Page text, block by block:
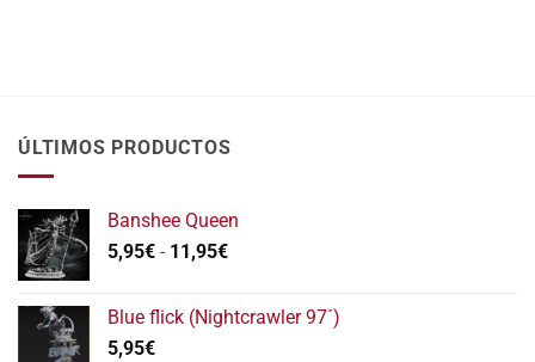
ÚLTIMOS PRODUCTOS
Banshee Queen
5,95€ - 11,95€Rango
desde
Blue flick (Nightcrawler 97´)
5,95€